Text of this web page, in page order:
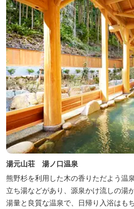
湯元山荘 湯ノ口温泉
熊野杉を利用した木の香りただよう温
立ち湯などがあり、源泉かけ流しの湯
湯量と良質な温泉で、日帰り入浴はも